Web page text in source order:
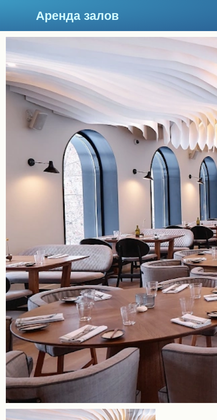
Аренда залов
Красноярск
Подберите мне зал